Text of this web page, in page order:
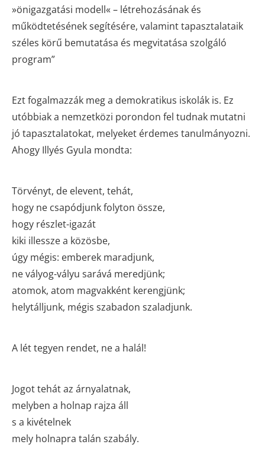
»önigazgatási modell« – létrehozásának és
működtetésének segítésére, valamint tapasztalataik
széles körű bemutatása és megvitatása szolgáló
program”
Ezt fogalmazzák meg a demokratikus iskolák is. Ez
utóbbiak a nemzetközi porondon fel tudnak mutatni
jó tapasztalatokat, melyeket érdemes tanulmányozni.
Ahogy Illyés Gyula mondta:
Törvényt, de elevent, tehát,
hogy ne csapódjunk folyton össze,
hogy részlet-igazát
kiki illessze a közösbe,
úgy mégis: emberek maradjunk,
ne vályog-vályu sarává meredjünk;
atomok, atom magvakként kerengjünk;
helytálljunk, mégis szabadon szaladjunk.
A lét tegyen rendet, ne a halál!
Jogot tehát az árnyalatnak,
melyben a holnap rajza áll
s a kivételnek
mely holnapra talán szabály.